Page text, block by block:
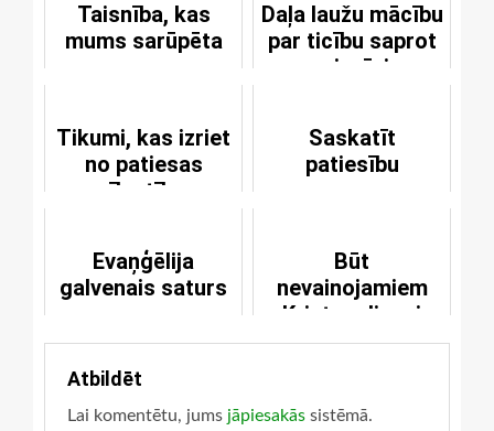
Taisnība, kas
mums sarūpēta
Daļa laužu mācību
par ticību saprot
miesīgi
Tikumi, kas izriet
no patiesas
mīlestības
Saskatīt
patiesību
Evaņģēlija
galvenais saturs
Būt
nevainojamiem
Kristus dienai
Atbildēt
Lai komentētu, jums jāpiesakās sistēmā.